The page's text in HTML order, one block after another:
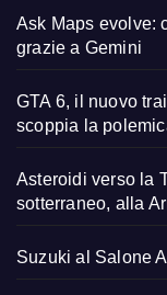
Ask Maps evolve:
grazie a Gemini
GTA 6, il nuovo
scoppia la
Asteroidi verso la
sotterraneo, alla
Suzuki al Salone